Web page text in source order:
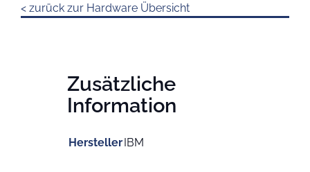
< zurück zur Hardware Übersicht
Zusätzliche
Information
HerstellerIBM